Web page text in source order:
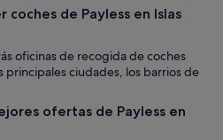
de Payless en Islas
oficinas de recogida de coches
principales ciudades, los barrios de
ofertas de Payless en